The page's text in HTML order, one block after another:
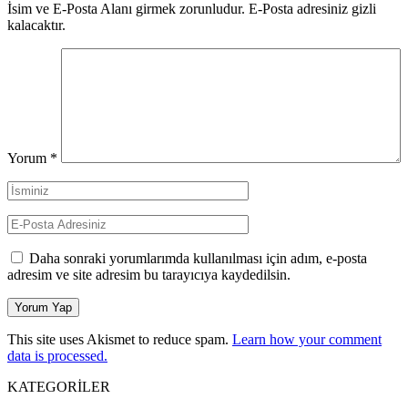
İsim ve E-Posta Alanı girmek zorunludur. E-Posta adresiniz gizli
kalacaktır.
Yorum *
Daha sonraki yorumlarımda kullanılması için adım, e-posta
adresim ve site adresim bu tarayıcıya kaydedilsin.
This site uses Akismet to reduce spam. Learn how your comment
data is processed.
KATEGORİLER